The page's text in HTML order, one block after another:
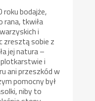
bodajże,
rana, tkwiła
i
zresztą sobie z
jej natura –
i
ani przeszkód w
pomocny był
niby to